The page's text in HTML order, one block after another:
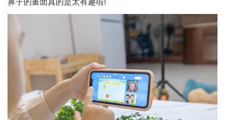
鼻子的畫面真的是太有趣啦!